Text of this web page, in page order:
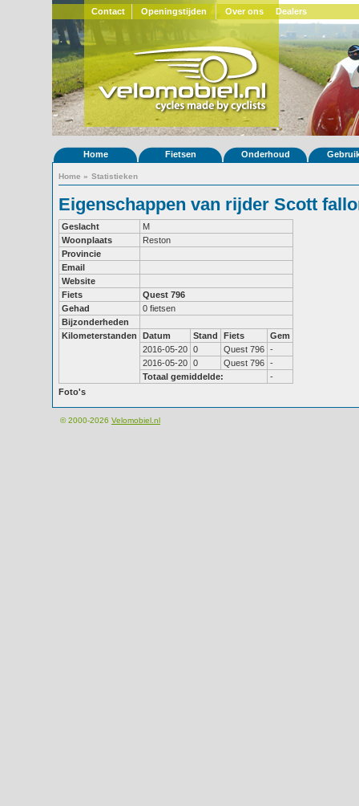
Contact Openingstijden Over ons Dealers
Home Fietsen Onderhoud
Home » Statistieken
Eigenschappen van rijder Scott
Geslacht
M
Woonplaats
Reston
Provincie
Email
Website
Fiets
Quest 796
Gehad
0 fietsen
Bijzonderheden
Kilometerstanden
Datum Stand Fiets
Gem
2016-05-20 0 Quest 796 -
2016-05-20 0 Quest 796 -
Totaal gemiddelde:
-
Foto's
© 2000-2026 Velomobiel.nl